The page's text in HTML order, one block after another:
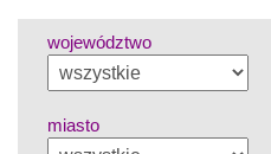
województwo
miasto